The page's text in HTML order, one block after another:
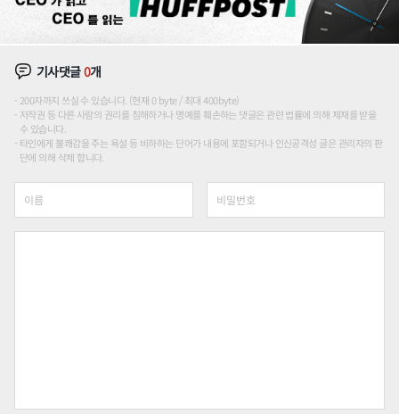
기사댓글0개
200자까지 쓰실 수 있습니다. (현재 0 byte / 최대 400byte)
저작권 등 다른 사람의 권리를 침해하거나 명예를 훼손하는 댓글은 관련 법률에 의해 제재를 받을
수 있습니다.
타인에게 불쾌감을 주는 욕설 등 비하하는 단어가 내용에 포함되거나 인신공격성 글은 관리자의 판
단에 의해 삭제 합니다.